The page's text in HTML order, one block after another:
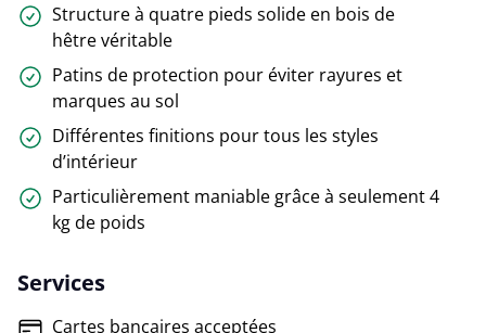
Structure à quatre pieds solide en bois de
hêtre véritable
Patins de protection pour éviter rayures et
marques au sol
Différentes finitions pour tous les styles
d’intérieur
Particulièrement maniable grâce à seulement 4
kg de poids
Services
Cartes bancaires acceptées